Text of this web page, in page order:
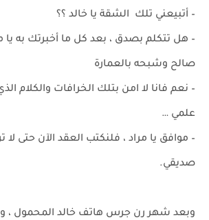
– أتبيعني تلك الشقة يا خالد ؟؟
– هل تتكلم بصدق ، بعد كل ما أخبرتك به يا
صالح وشبحه بالعمارة
– نعم فانا لا امن بتلك الخرافات والكلام
علمي …
– موافق يا مراد ، فلنكتب العقد الآن حتى لا
صديقي.
وبعد شهر رن جرس هاتف خالد المحمول ،